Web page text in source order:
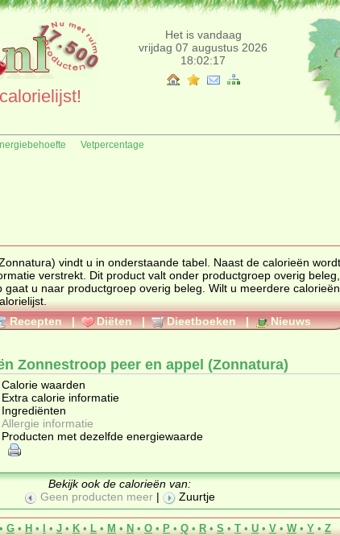
Het is vandaag
vrijdag 07 augustus 2026
18:02:17
Vetpercentage
vindt u in onderstaande tabel. Naast de calorieën wordt
ook de voedingswaarde, ingrediënten en allergenen informatie verstrekt. Dit product valt onder productgroep overig beleg
gaat u naar productgroep overig beleg . Wilt u meerdere calorieën
van calorielijst.
Recepten | Diëten | Dieetboeken |
Nieuws
Zonnestroop peer en appel (Zonnatura)
Calorie waarden
Extra calorie informatie
Ingrediënten
Allergie informatie
Producten met dezelfde energiewaarde
Bekijk ook de calorieën van:
Geen producten meer | Zuurtje
• G • H • I • J • K • L • M • N • O • P • Q • R • S • T • U • V • W • Y • Z